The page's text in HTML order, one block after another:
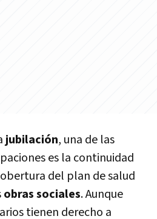
jubilación, una de las
es la continuidad
del plan de salud
obras sociales. Aunque
tienen derecho a